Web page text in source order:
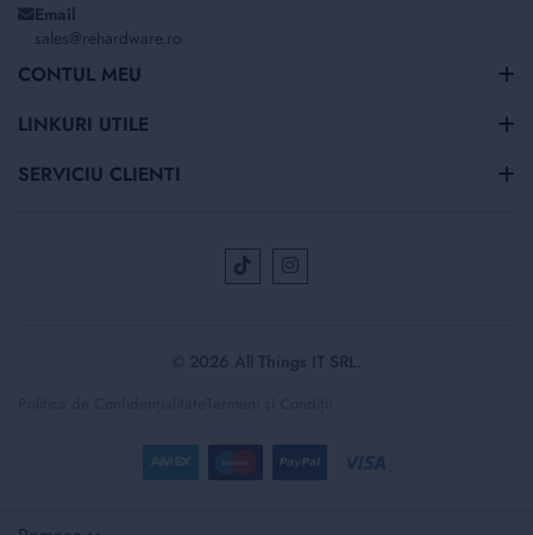
Email
sales@rehardware.ro
CONTUL MEU
LINKURI UTILE
SERVICIU CLIENTI